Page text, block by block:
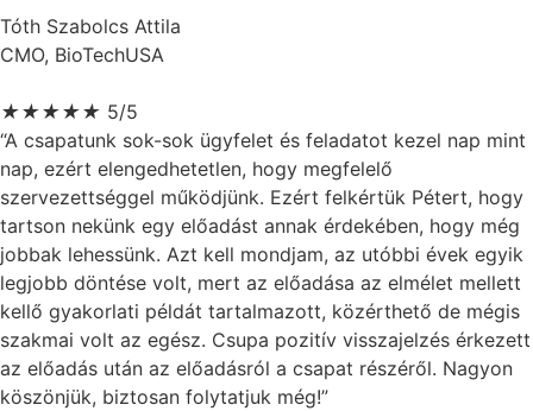
Tóth Szabolcs Attila
CMO, BioTechUSA
★★★★★ 5/5
“A csapatunk sok-sok ügyfelet és feladatot kezel nap mint
nap, ezért elengedhetetlen, hogy megfelelő
szervezettséggel működjünk. Ezért felkértük Pétert, hogy
tartson nekünk egy előadást annak érdekében, hogy még
jobbak lehessünk. Azt kell mondjam, az utóbbi évek egyik
legjobb döntése volt, mert az előadása az elmélet mellett
kellő gyakorlati példát tartalmazott, közérthető de mégis
szakmai volt az egész. Csupa pozitív visszajelzés érkezett
az előadás után az előadásról a csapat részéről. Nagyon
köszönjük, biztosan folytatjuk még!”